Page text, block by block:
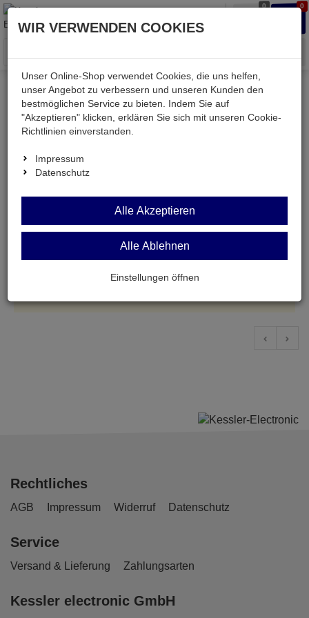
0 0
Menü
Kessler electronic Audio & Video
Meterware
Audio-/Video-Litze geschirmt
Audio-/Video-Litze geschirmt
Rechtliches
AGB Impressum Widerruf Datenschutz
Service
Versand & Lieferung Zahlungsarten
Kessler electronic GmbH
WIR VERWENDEN COOKIES
Unser Online-Shop verwendet Cookies, die uns helfen,
unser Angebot zu verbessern und unseren Kunden den
bestmöglichen Service zu bieten. Indem Sie auf
"Akzeptieren" klicken, erklären Sie sich mit unseren Cookie-
Richtlinien einverstanden.
Impressum
Datenschutz
Alle Akzeptieren
Alle Ablehnen
Einstellungen öffnen